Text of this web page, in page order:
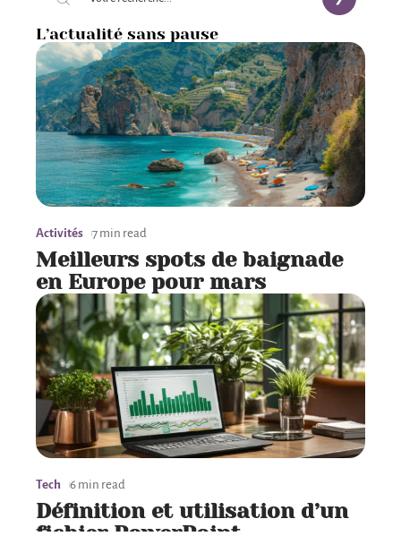
L’actualité sans pause
Activités 7 min read
Meilleurs spots de baignade
en Europe pour mars
Tech 6 min read
Définition et utilisation d’un
fichier PowerPoint